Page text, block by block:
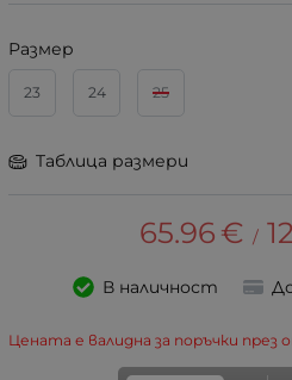
Размер
23 24 25
Tаблица размери
65.96 € /
В наличност
Цената е валидна за поръчки през